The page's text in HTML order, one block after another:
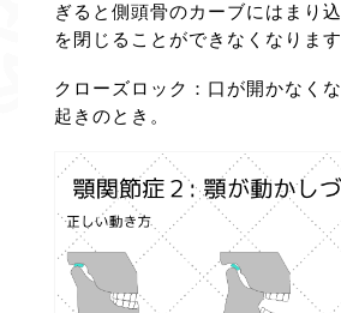
ぎると側頭骨のカーブにはまり
を閉じることができなくなります
クローズロック：口が開かなく
起きのとき。